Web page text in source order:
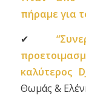
πήραμε για
✔
καλύτερος
Θωμάς &